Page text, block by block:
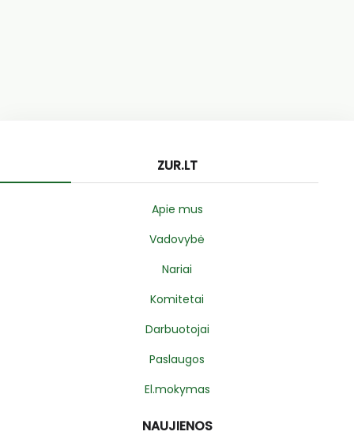
ZUR.LT
Apie mus
Vadovybė
Nariai
Komitetai
Darbuotojai
Paslaugos
El.mokymas
NAUJIENOS